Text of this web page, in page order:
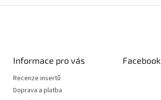
Informace pro vás
Recenze insertů
Doprava a platba
Facebook